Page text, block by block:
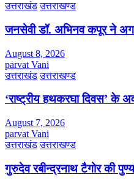
उत्तराखंड उत्तराखण्ड
जनसेवी डॉ. अभिनव कपूर ने
August 8, 2026
parvat Vani
उत्तराखंड उत्तराखण्ड
‘राष्ट्रीय हथकरघा दिवस’ के
August 7, 2026
parvat Vani
उत्तराखंड उत्तराखण्ड
गुरुदेव रबीन्द्रनाथ टैगोर की